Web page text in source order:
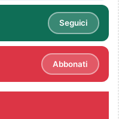
Seguici
Abbonati